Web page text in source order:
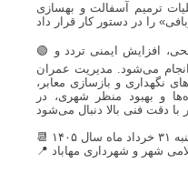
ترمیم آسفالت و بهسازی
🟢 این عملیات با هدف رفع نواقص سطحی، افزایش ایمنی تردد و
انجام می‌شود. مدیریت عمران
نگهداری و بازسازی معابر،
و بهبود منظر شهری، در
سال ۱۴۰۵
شهر و شهرداری مهاباد